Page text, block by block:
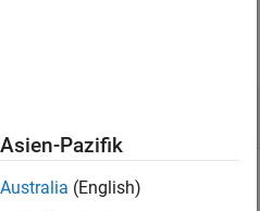
Asien-Pazifik
Australia (English)